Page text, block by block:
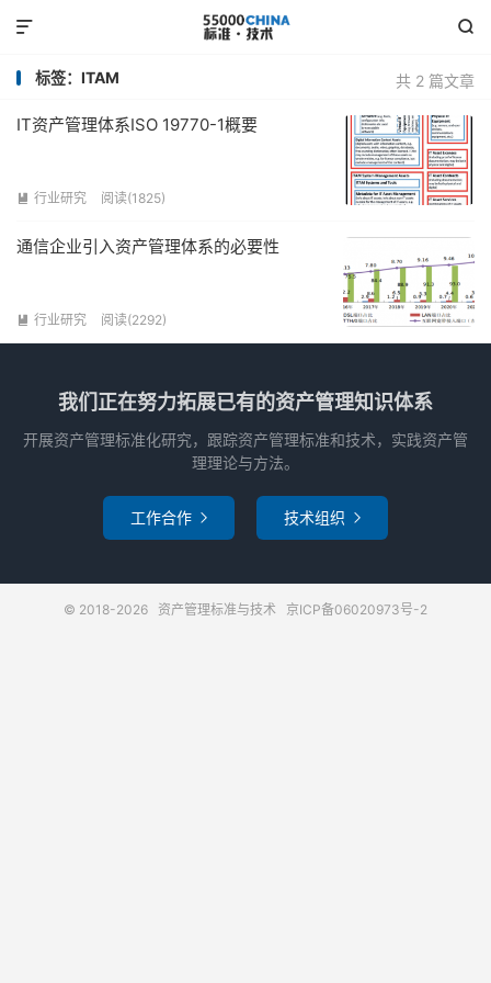


共 2 篇文章
标签：ITAM
IT资产管理体系ISO 19770-1概要
 行业研究 阅读(1825)
通信企业引入资产管理体系的必要性
 行业研究 阅读(2292)
我们正在努力拓展已有的资产管理知识体系
开展资产管理标准化研究，跟踪资产管理标准和技术，实践资产管
理理论与方法。
工作合作  技术组织 
© 2018-2026 资产管理标准与技术 京ICP备06020973号-2